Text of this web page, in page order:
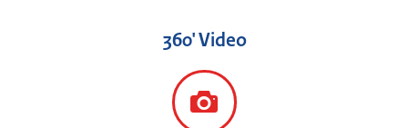
360' Video